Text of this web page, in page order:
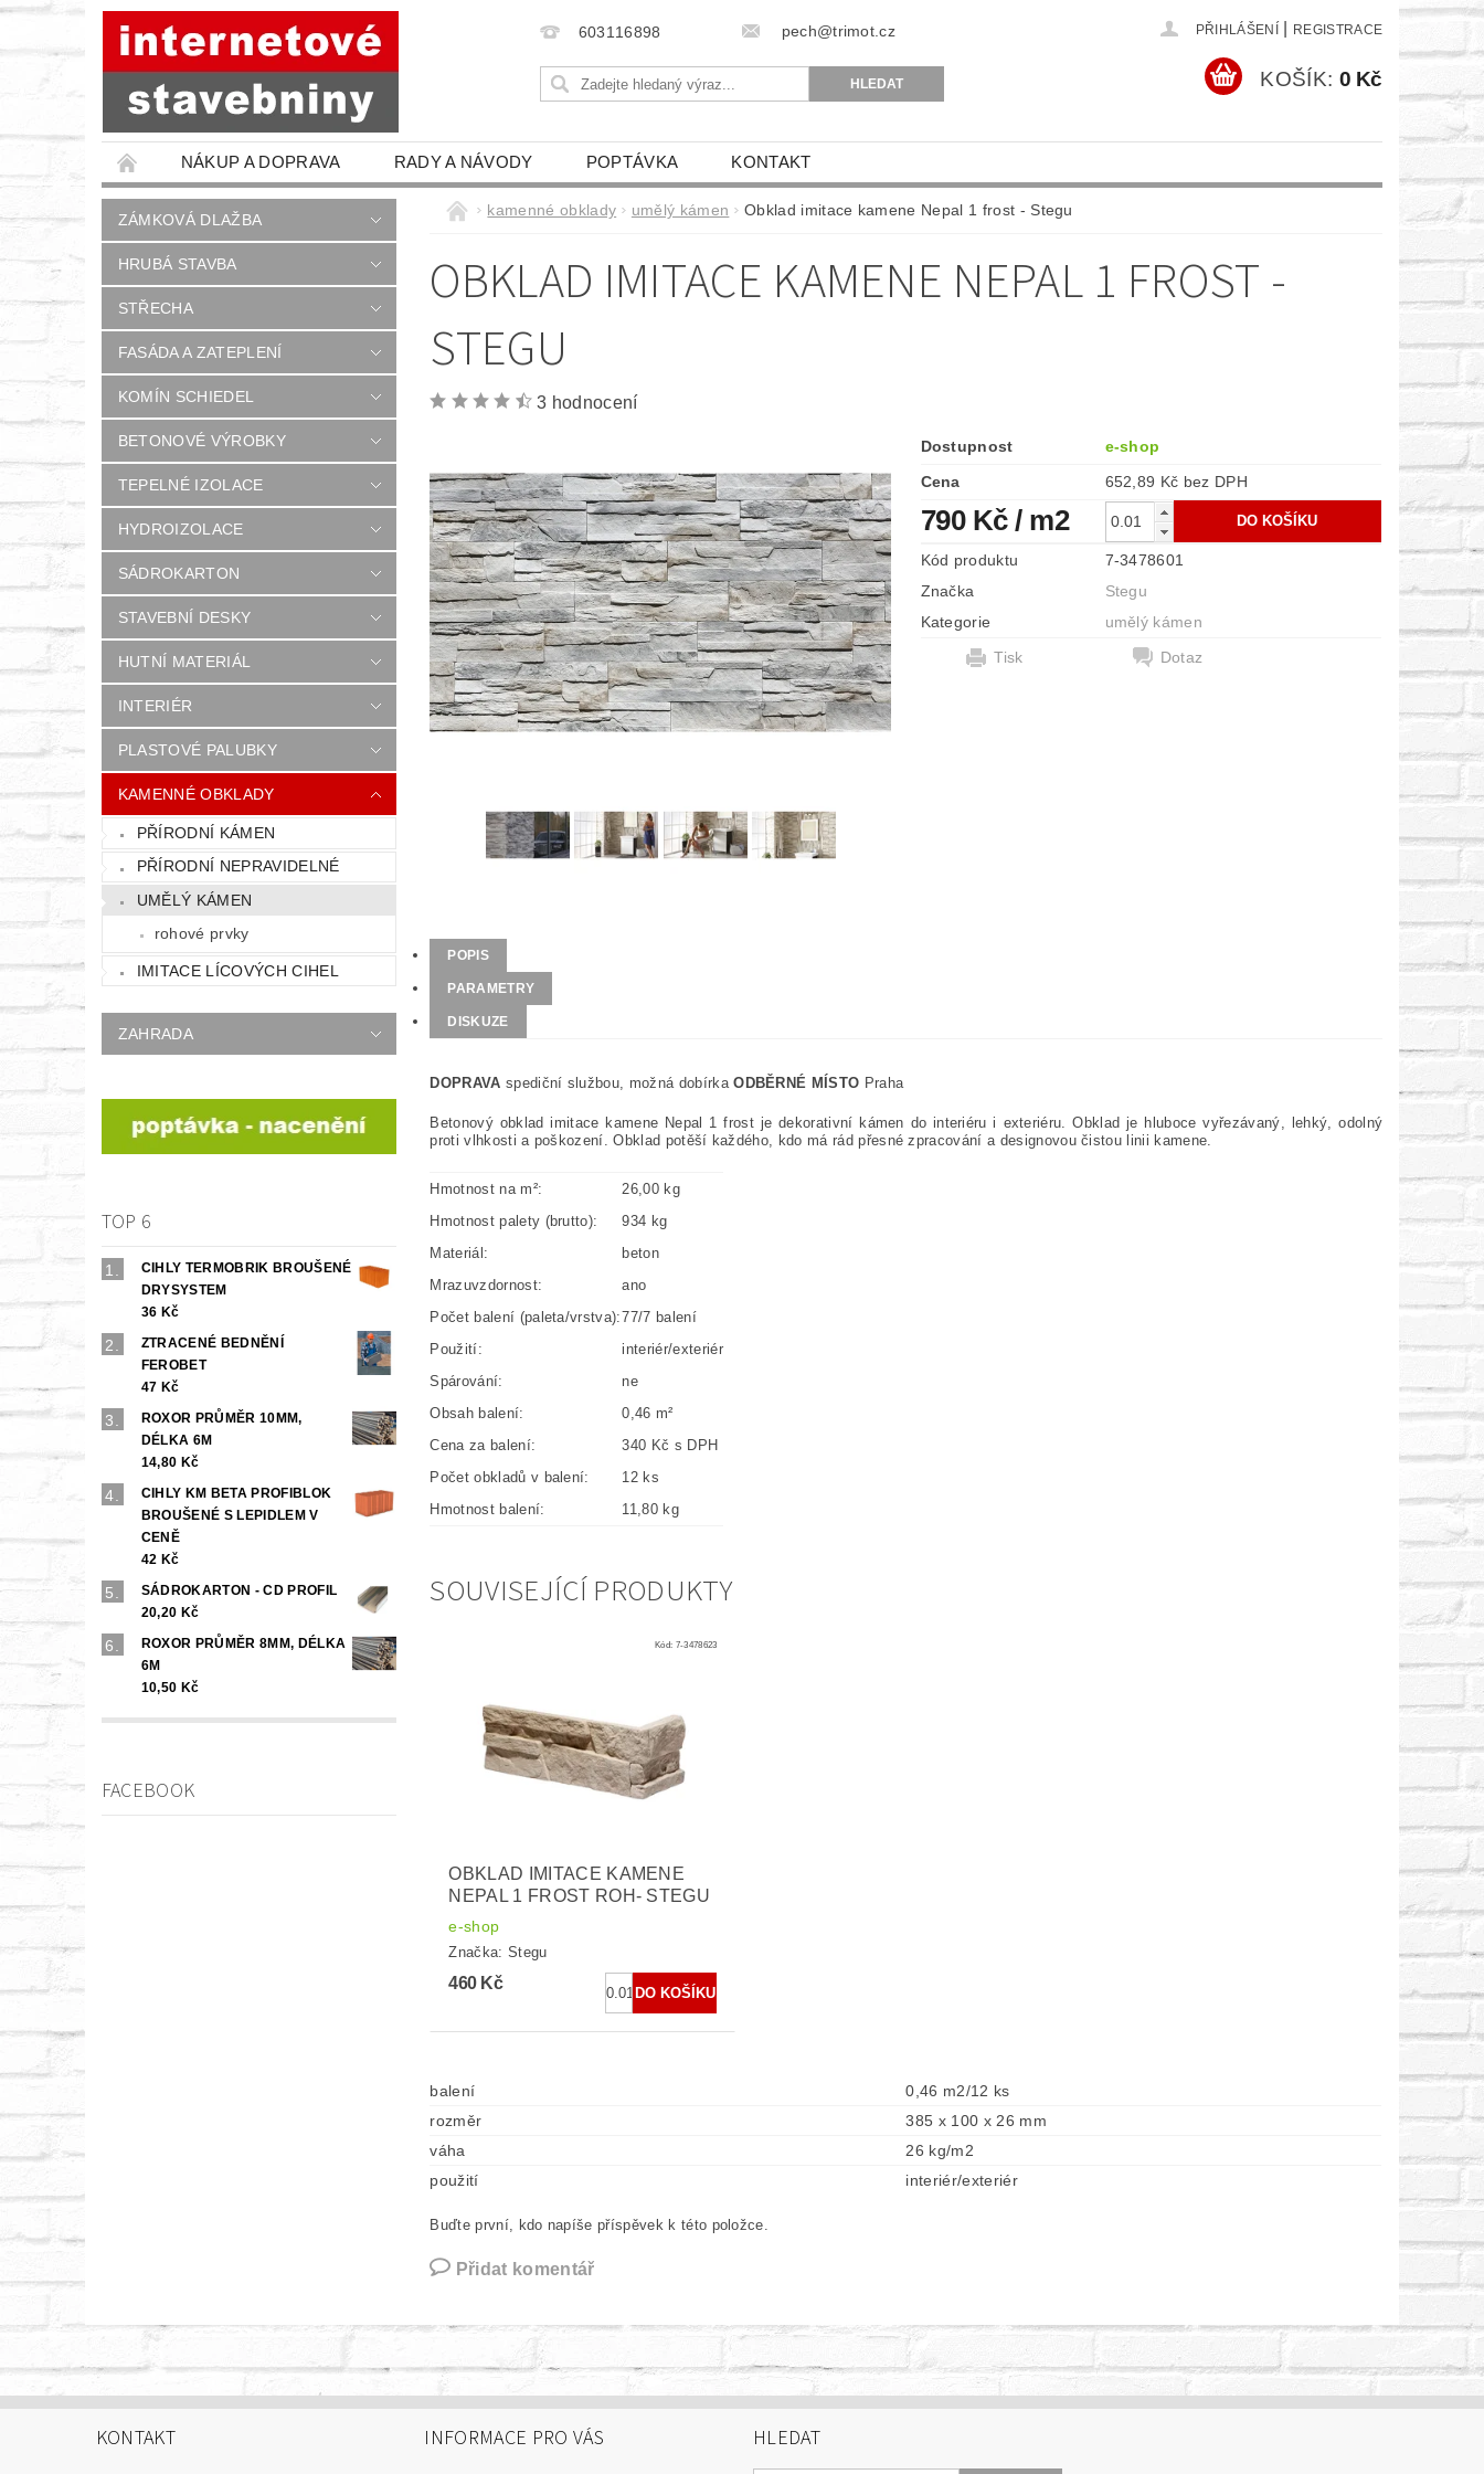
603116898 pech@trimot.cz PŘIHLÁŠENÍ REGISTRACE
KOŠÍK: 0 Kč
NÁKUP A DOPRAVA RADY A NÁVODY POPTÁVKA KONTAKT
ZÁMKOVÁ DLAŽBA
HRUBÁ STAVBA
STŘECHA
FASÁDA A ZATEPLENÍ
KOMÍN SCHIEDEL
BETONOVÉ VÝROBKY
TEPELNÉ IZOLACE
HYDROIZOLACE
SÁDROKARTON
STAVEBNÍ DESKY
HUTNÍ MATERIÁL
INTERIÉR
PLASTOVÉ PALUBKY
KAMENNÉ OBKLADY
PŘÍRODNÍ KÁMEN
PŘÍRODNÍ NEPRAVIDELNÉ
UMĚLÝ KÁMEN
rohové prvky
IMITACE LÍCOVÝCH CIHEL
ZAHRADA
TOP 6
CIHLY TERMOBRIK BROUŠENÉ
DRYSYSTEM
36 Kč
ZTRACENÉ BEDNĚNÍ
FEROBET
47 Kč
ROXOR PRŮMĚR 10MM,
DÉLKA 6M
14,80 Kč
CIHLY KM BETA PROFIBLOK
BROUŠENÉ S LEPIDLEM V
CENĚ
42 Kč
SÁDROKARTON - CD PROFIL
20,20 Kč
ROXOR PRŮMĚR 8MM, DÉLKA
6M
10,50 Kč
FACEBOOK
kamenné obklady umělý kámen Obklad imitace kamene Nepal 1 frost - Stegu
OBKLAD IMITACE KAMENE NEPAL 1 FROST -
STEGU
3 hodnocení
Dostupnost
e-shop
Cena
652,89 Kč bez DPH
790 Kč/ m2
Kód produktu
7-3478601
Značka
Stegu
Kategorie
umělý kámen
Tisk
Dotaz
POPIS
PARAMETRY
DISKUZE
DOPRAVA spediční službou, možná dobírkaODBĚRNÉ MÍSTO Praha
Betonový obklad imitace kamene Nepal 1 frost je dekorativní kámen do interiéru i exteriéru. Obklad je hluboce vyřezávaný, lehký, odolný
proti vlhkosti a poškození. Obklad potěší každého, kdo má rád přesné zpracování a designovou čistou linii kamene.
Hmotnost na m²:
26,00 kg
Hmotnost palety (brutto):
934 kg
Materiál:
beton
Mrazuvzdornost:
ano
Počet balení (paleta/vrstva):77/7 balení
Použití:
interiér/exteriér
Spárování:
ne
Obsah balení:
0,46 m²
Cena za balení:
340 Kč s DPH
Počet obkladů v balení:
12 ks
Hmotnost balení:
11,80 kg
SOUVISEJÍCÍ PRODUKTY
Kód: 7-3478623
OBKLAD IMITACE KAMENE
NEPAL 1 FROST ROH- STEGU
e-shop
Značka: Stegu
460 Kč
balení
0,46 m2/12 ks
rozměr
385 x 100 x 26 mm
váha
26 kg/m2
použití
interiér/exteriér
Buďte první, kdo napíše příspěvek k této položce.
Přidat komentář
KONTAKT INFORMACE PRO VÁS HLEDAT